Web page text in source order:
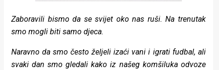
Zaboravili bismo da se svijet oko nas ruši. Na trenutak
smo mogli biti samo djeca.
Naravno da smo često željeli izaći vani i igrati fudbal, ali
svaki dan smo gledali kako iz našeg komšiluka odvoze